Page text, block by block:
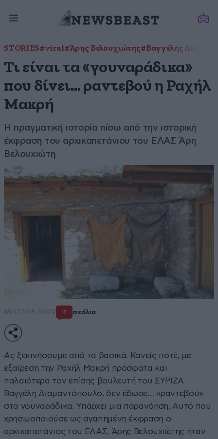
STORIES#viral#Άρης Βελουχιώτης#Βαγγέλης
Τι είναι τα «γουναράδικα»
που δίνει… ραντεβού η Ραχήλ
Μακρή
Η πραγματική ιστορία πίσω από την ιστορική
έκφραση του αρχικαπετάνιου του ΕΛΑΣ Άρη
Βελουχιώτη
18·07·2015 00:09 17 σχόλια
Ας ξεκινήσουμε από τα βασικά. Κανείς ποτέ, με
εξαίρεση την Ραχήλ Μακρή πρόσφατα και
παλαιότερα τον επίσης βουλευτή του ΣΥΡΙΖΑ
Βαγγέλη Διαμαντόπουλο, δεν έδωσε… «ραντεβού»
στα γουναράδικα. Υπάρχει μια παρανόηση. Αυτό που
χρησιμοποιούσε ως αγαπημένη έκφραση ο
αρχικαπετάνιος του ΕΛΑΣ, Άρης Βελουχιώτης ήταν